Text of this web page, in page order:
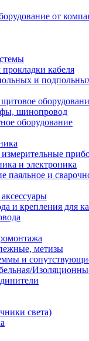
кабеля
и
шинопровод
оборудование
и электроника
паяльное и
и крепления для
метизы
и
света)